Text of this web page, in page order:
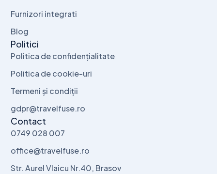
Furnizori integrati
Blog
Politici
Politica de confidențialitate
Politica de cookie-uri
Termeni și condiții
gdpr@travelfuse.ro
Contact
0749 028 007
office@travelfuse.ro
Str. Aurel Vlaicu Nr.40, Brasov